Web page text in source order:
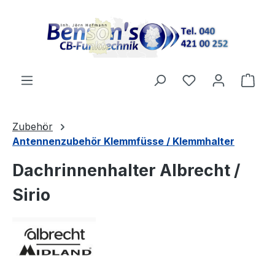
Du hast 0
Zubehör
Antennenzubehör Klemmfüsse / Klemmhalter
Dachrinnenhalter Albrecht /
Sirio